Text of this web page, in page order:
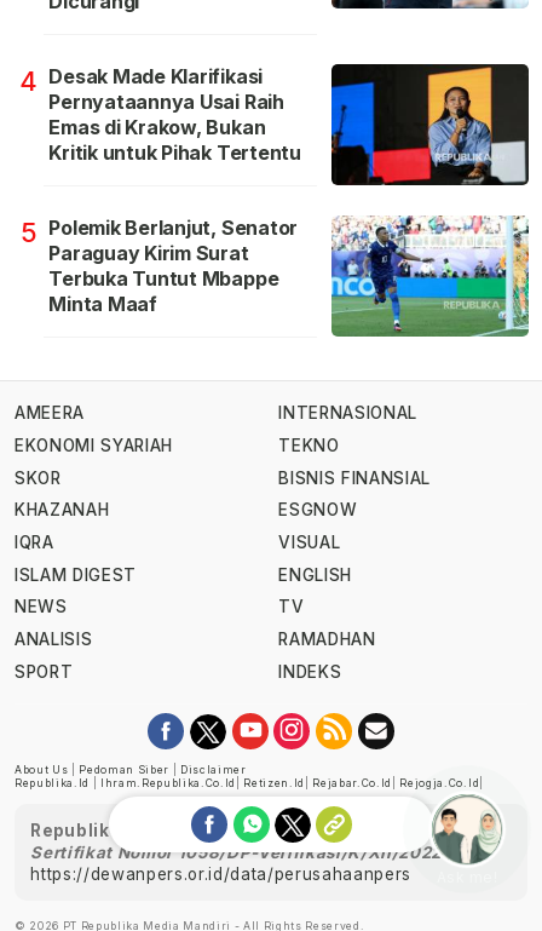
4 Desak Made Klarifikasi
Pernyataannya Usai Raih
Emas di Krakow, Bukan
Kritik untuk Pihak Tertentu
5 Polemik Berlanjut, Senator
Paraguay Kirim Surat
Terbuka Tuntut Mbappe
Minta Maaf
AMEERA
EKONOMI SYARIAH
SKOR
KHAZANAH
IQRA
ISLAM DIGEST
NEWS
ANALISIS
SPORT
INTERNASIONAL
TEKNO
BISNIS FINANSIAL
ESGNOW
VISUAL
ENGLISH
TV
RAMADHAN
INDEKS
About Us Pedoman Siber
Disclaimer
Republika.id
Ihram.republika.co.id Retizen.id Rejabar.co.id Rejogja.co.id
Republika telah diverifikasi oleh Dewan Pers
Sertifikat Nomor 1058/DP-Verifikasi/K/XII/2022
https://dewanpers.or.id/data/perusahaanpers
© 2026 PT Republika Media Mandiri - All Rights Reserved.